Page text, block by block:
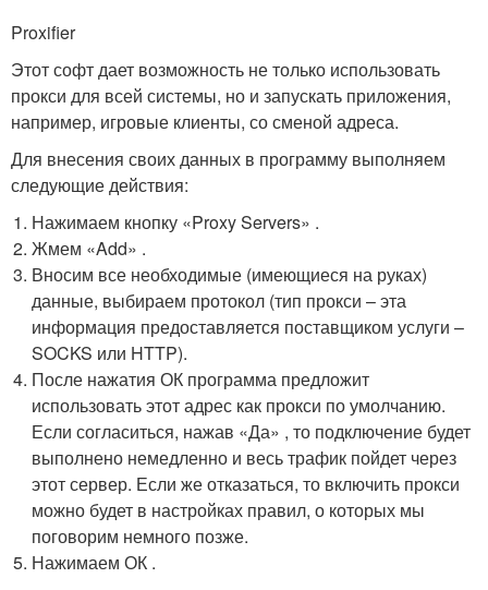
Proxifier
Этот софт дает возможность не только использовать
прокси для всей системы, но и запускать приложения,
например, игровые клиенты, со сменой адреса.
Для внесения своих данных в программу выполняем
следующие действия:
Нажимаем кнопку «Proxy Servers» .
Жмем «Add» .
Вносим все необходимые (имеющиеся на руках)
данные, выбираем протокол (тип прокси – эта
информация предоставляется поставщиком услуги –
SOCKS или HTTP).
После нажатия ОК программа предложит
использовать этот адрес как прокси по умолчанию.
Если согласиться, нажав «Да» , то подключение будет
выполнено немедленно и весь трафик пойдет через
этот сервер. Если же отказаться, то включить прокси
можно будет в настройках правил, о которых мы
поговорим немного позже.
Нажимаем ОК .